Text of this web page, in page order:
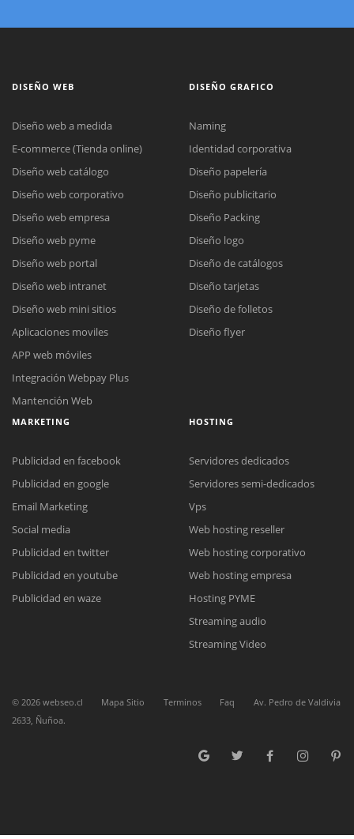
Reunión online
Nuestros ejecutivos le enviarán un correo electrónico con el enlace a
Meet para la reunión online.
Complete el formulario y nos contactaremos a la brevedad.
Chat Online
Todos nuestros ejecutivos están fuera de línea. Complete el formulario
para enviarnos un correo electrónico con sus datos personales.
DISEÑO WEB
Diseño web a medida
E-commerce (Tienda online)
Diseño web catálogo
Diseño web corporativo
Diseño web empresa
Diseño web pyme
Diseño web portal
Diseño web intranet
Diseño web mini sitios
Aplicaciones moviles
APP web móviles
Integración Webpay Plus
Mantención Web
DISEÑO GRAFICO
Naming
Identidad corporativa
Diseño papelería
Diseño publicitario
Diseño Packing
Diseño logo
Diseño de catálogos
Diseño tarjetas
Diseño de folletos
Diseño flyer
MARKETING
Publicidad en facebook
Publicidad en google
Email Marketing
Social media
Publicidad en twitter
Publicidad en youtube
Publicidad en waze
HOSTING
Servidores dedicados
Servidores semi-dedicados
Vps
Web hosting reseller
Web hosting corporativo
Web hosting empresa
Hosting PYME
Streaming audio
Streaming Video
© 2026 webseo.cl Mapa Sitio Terminos Faq
Av. Pedro de Valdivia
2633, Ñuñoa.